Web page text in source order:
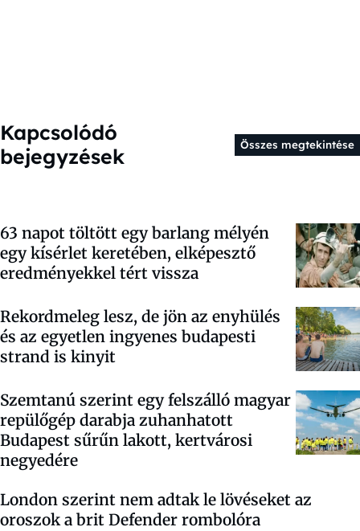
Kapcsolódó
bejegyzések
Összes megtekintése
63 napot töltött egy barlang mélyén
egy kísérlet keretében, elképesztő
eredményekkel tért vissza
Rekordmeleg lesz, de jön az enyhülés
és az egyetlen ingyenes budapesti
strand is kinyit
Szemtanú szerint egy felszálló magyar
repülőgép darabja zuhanhatott
Budapest sűrűn lakott, kertvárosi
negyedére
London szerint nem adtak le lövéseket az
oroszok a brit Defender rombolóra